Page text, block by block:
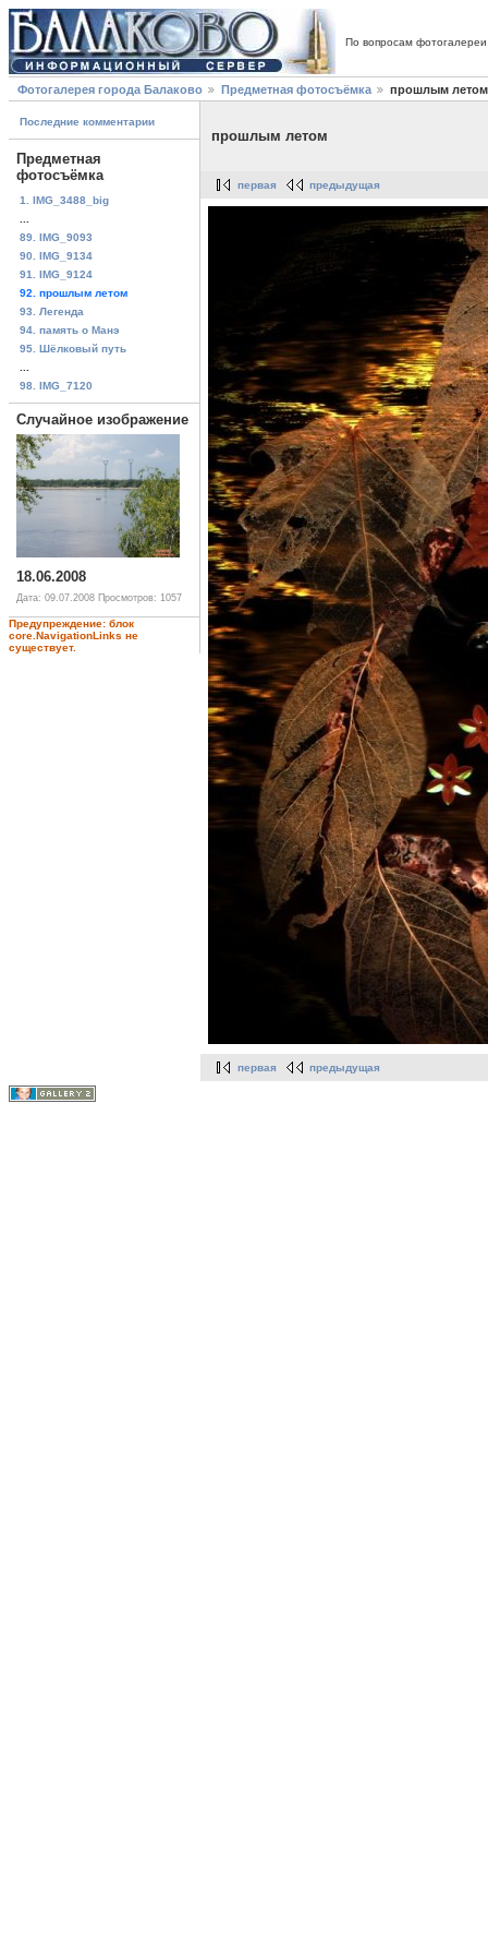
По вопросам
Фотогалерея города Балаково Предметная фотосъёмка прошлым летом
Последние комментарии
Предметная
фотосъёмка
1. IMG_3488_big
89. IMG_9093
90. IMG_9134
91. IMG_9124
92. прошлым летом
93. Легенда
94. память о Манэ
95. Шёлковый путь
98. IMG_7120
Случайное изображение
18.06.2008
Дата: 09.07.2008 Просмотров: 1057
Предупреждение: блок
core.NavigationLinks не
существует.
прошлым летом
первая предыдущая
первая предыдущая